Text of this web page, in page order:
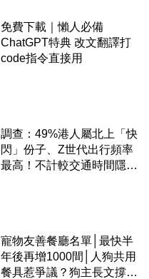
免費下載｜懶人必備
ChatGPT特典 改文翻譯打
code指令直接用
調查：49%港人屬北上「快
閃」份子、Z世代出行頻率
最高！不計較交通時間隱形
寵物友善餐廳名單│最快半
年後再增1000間│人狗共用
餐具惹爭議？狗主長文撐